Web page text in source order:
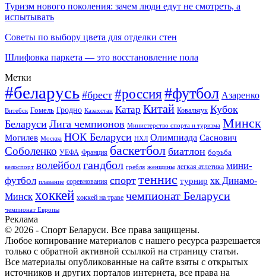
Туризм нового поколения: зачем люди едут не смотреть, а
испытывать
Советы по выбору цвета для отделки стен
Шлифовка паркета — это восстановление пола
Метки
#беларусь #брест #россия#футбол Азаренко
Витебск Гомель Гродно Казахстан Катар Китай Ковальчук Кубок
Беларуси Лига чемпионов Министерство спорта и туризма Минск
Могилев Москва НОК Беларуси НХЛ Олимпиада Саснович
Соболенко УЕФА Франция баскетбол биатлон борьба
велоспорт волейболгандбол гребля женщины легкая атлетика мини-
футбол плавание соревнования спорт теннис турнир хк Динамо-
Минск хоккей хоккей на траве чемпионат Беларуси
чемпионат Европы
Реклама
© 2026 - Спорт Беларуси. Все права защищены.
Любое копирование материалов с нашего ресурса разрешается
только с обратной активной ссылкой на страницу статьи.
Все материалы опубликованные на сайте взяты с открытых
источников и других порталов интернета, все права на